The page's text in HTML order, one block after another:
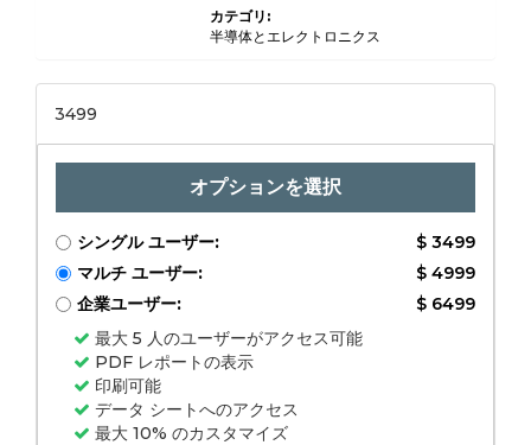
カテゴリ:
半導体とエレクトロニクス
3499
オプションを選択
シングル ユーザー:
$ 3499
マルチ ユーザー:
$ 4999
企業ユーザー:
$ 6499
最大 5 人のユーザーがアクセス可能
PDF レポートの表示
印刷可能
データ シートへのアクセス
最大 10% のカスタマイズ